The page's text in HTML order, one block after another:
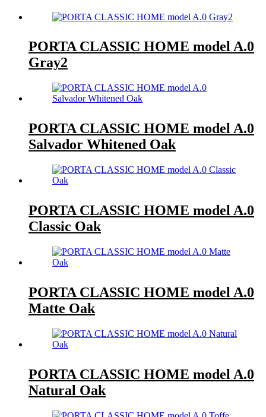
PORTA CLASSIC HOME model A.0
Gray2
PORTA CLASSIC HOME model A.0
Salvador Whitened Oak
PORTA CLASSIC HOME model A.0
Classic Oak
PORTA CLASSIC HOME model A.0
Matte Oak
PORTA CLASSIC HOME model A.0
Natural Oak